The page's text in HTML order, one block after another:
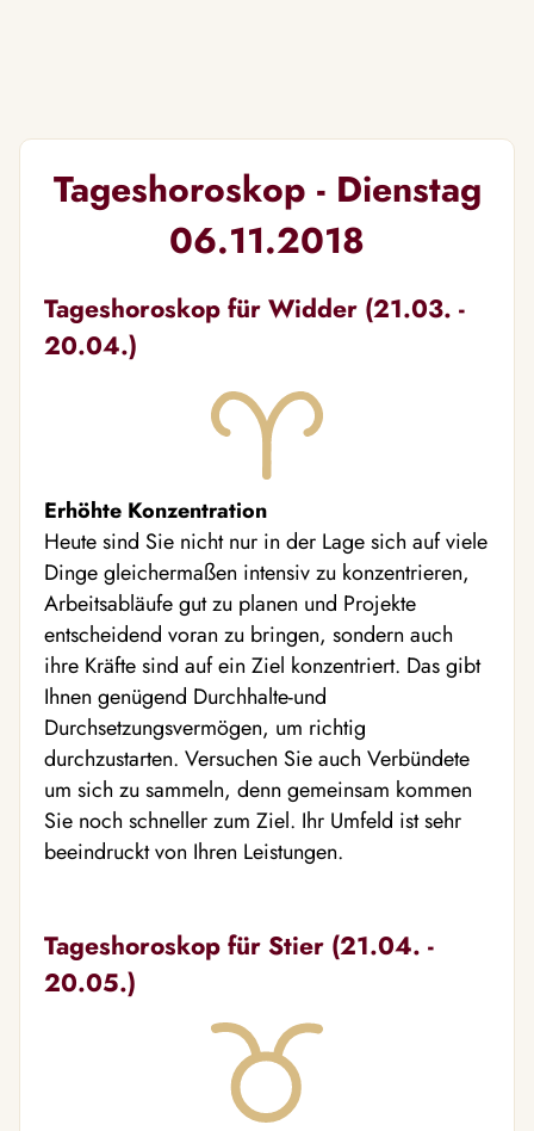
Tageshoroskop - Dienstag
06.11.2018
Tageshoroskop für Widder (21.03. -
20.04.)
Erhöhte Konzentration
Heute sind Sie nicht nur in der Lage sich auf viele
Dinge gleichermaßen intensiv zu konzentrieren,
Arbeitsabläufe gut zu planen und Projekte
entscheidend voran zu bringen, sondern auch
ihre Kräfte sind auf ein Ziel konzentriert. Das gibt
Ihnen genügend Durchhalte-und
Durchsetzungsvermögen, um richtig
durchzustarten. Versuchen Sie auch Verbündete
um sich zu sammeln, denn gemeinsam kommen
Sie noch schneller zum Ziel. Ihr Umfeld ist sehr
beeindruckt von Ihren Leistungen.
Tageshoroskop für Stier (21.04. -
20.05.)